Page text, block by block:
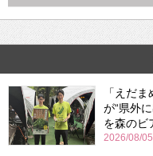
「えだ
が“県外
を森のビ
2026/08/